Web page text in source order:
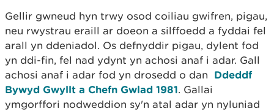
Gellir gwneud hyn trwy osod coiliau gwifren, pigau,
neu rwystrau eraill ar doeon a silffoedd a fyddai fel
arall yn ddeniadol. Os defnyddir pigau, dylent fod
yn ddi-fin, fel nad ydynt yn achosi anaf i adar. Gall
achosi anaf i adar fod yn drosedd o dan
Ddeddf
Bywyd Gwyllt a Chefn Gwlad 1981. Gallai
ymgorffori nodweddion sy'n atal adar yn nyluniad